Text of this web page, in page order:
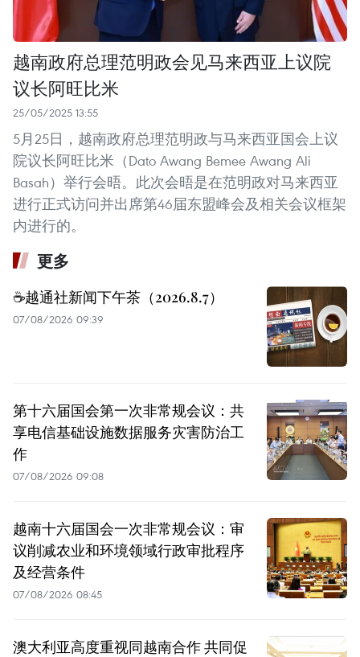
越南政府总理范明政会见马来西亚上议院
议长阿旺比米
25/05/2025 13:55
5月25日，越南政府总理范明政与马来西亚国会上议
院议长阿旺比米（Dato Awang Bemee Awang Ali
Basah）举行会晤。此次会晤是在范明政对马来西亚
进行正式访问并出席第46届东盟峰会及相关会议框架
内进行的。
更多
☕️越通社新闻下午茶（2026.8.7）
07/08/2026 09:39
第十六届国会第一次非常规会议：共
享电信基础设施数据服务灾害防治工
作
07/08/2026 09:08
越南十六届国会一次非常规会议：审
议削减农业和环境领域行政审批程序
及经营条件
07/08/2026 08:45
澳大利亚高度重视同越南合作 共同促